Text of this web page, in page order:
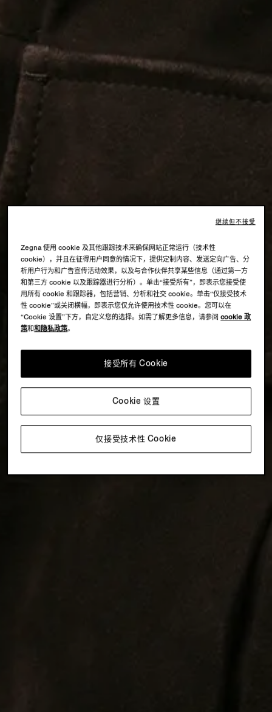
Zegna 使用 cookie 及其他跟踪技术来确保网站正常运行（技术性
cookie），并且在征得用户同意的情况下，提供定制内容、发送定向广告、分
析用户行为和广告宣传活动效果，以及与合作伙伴共享某些信息（通过第一方
和第三方 cookie 以及跟踪器进行分析）。单击“接受所有”，即表示您接受使
用所有 cookie 和跟踪器，包括营销、分析和社交 cookie。单击“仅接受技术
性 cookie”或关闭横幅，即表示您仅允许使用技术性 cookie。您可以在
“Cookie 设置”下方，自定义您的选择。如需了解更多信息，请参阅cookie 政
策和和隐私政策。
仅接受技术性 Cookie
接受所有 Cookie
Cookie 设置
继续但不接受